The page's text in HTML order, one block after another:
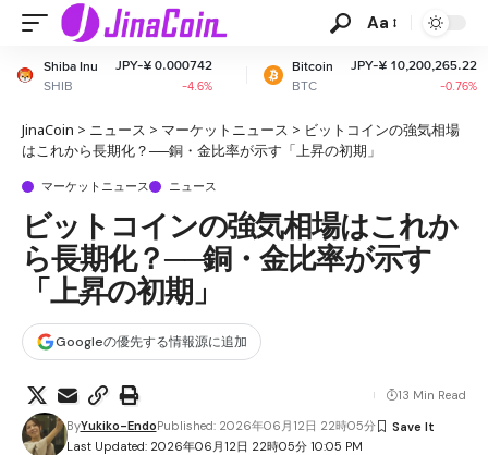
Aa
¥ 0.000742
-4.6%
Bitcoin
BTC
JPY-¥ 10,200,265.22
ETH
JinaCoin > ニュース > マーケットニュース > ビットコインの強気相場
はこれから長期化？──銅・金比率が示す「上昇の初期」
マーケットニュース ニュース
ビットコインの強気相場はこれか
ら長期化？──銅・金比率が示す
「上昇の初期」
Googleの優先する情報源に追加
Last Updated: 2026年06月12日 22時05分 10:05 PM
ByYukiko-EndoPublished: 2026年06月12日 22時05分
13 Min Read